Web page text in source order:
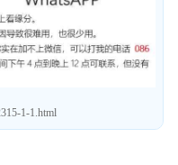
1-1.html